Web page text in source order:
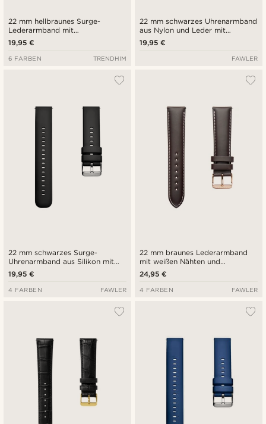
22 mm hellbraunes Surge-
Lederarmband mit
Krokodilprägung,
roségoldfarbener Schnalle und
Schnellverschluss
19,95 €
6 FARBEN TRENDHIM
22 mm schwarzes Uhrenarmband
aus Nylon und Leder mit
Schnellverschluss
19,95 €
FAWLER
22 mm schwarzes Surge-
Uhrenarmband aus Silikon mit
Schnellverschluss
19,95 €
4 FARBEN FAWLER
22 mm braunes Lederarmband
mit weißen Nähten und
roségoldfarbener Schnalle
24,95 €
4 FARBEN FAWLER